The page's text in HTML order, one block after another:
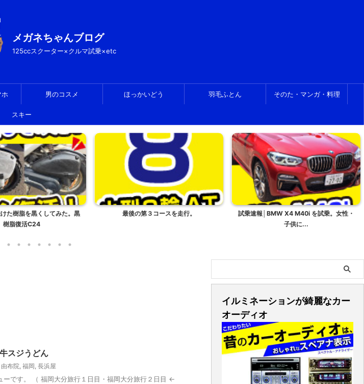
メガネちゃんブログ
125ccスクーター×クルマ試乗×etc
男のコスメ ほっかいどう 羽毛ふとん そのた・マンガ・料理
スキー
た樹脂を黒くしてみた。黒
樹脂復活C24
最後の第３コースを走行。
試乗速報│BMW X4 M40i を試乗。女性・
子供に...
スジうどん
由布院 福岡 長浜屋
です。 （ 福岡大分旅行１日目・福岡大分旅行２日目 ←
イルミネーションが綺麗なカー
オーディオ